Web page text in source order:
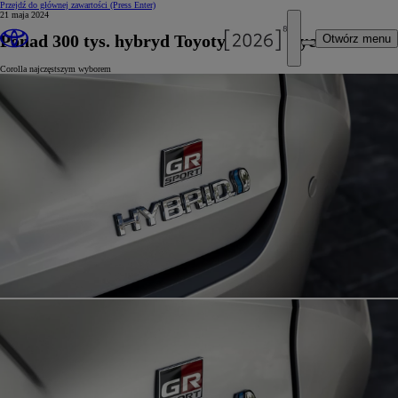
Przejdź do głównej zawartości (Press Enter)
Otwórz menu
21 maja 2024
Ponad 300 tys. hybryd Toyoty sprzedanych w Polsce
Corolla najczęstszym wyborem